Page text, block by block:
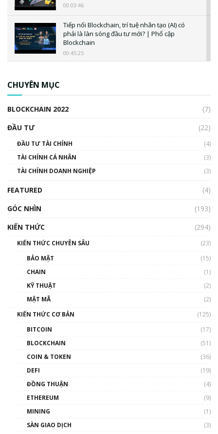
00:03:46
Tiếp nối Blockchain, trí tuệ nhân tạo (AI) có
phải là làn sóng đầu tư mới? | Phổ cập
Blockchain
00:45:25
00:02:14
Nhìn lại năm 2022: Những sự kiện ảnh hưởng
đến hệ sinh thái tiền mã hoá | Phổ cập
00:43:47
như thể nào?
00:39:31
Phổ cập Blockchain
thống & Crypto qua các cuộc chiến | Phổ cập
CHUYÊN MỤC
BLOCKCHAIN 2022
(7)
ĐẦU TƯ
(22)
ĐẦU TƯ TÀI CHÍNH
(4)
TÀI CHÍNH CÁ NHÂN
(3)
TÀI CHÍNH DOANH NGHIỆP
(3)
FEATURED
(4)
GÓC NHÌN
(193)
KIẾN THỨC
(294)
KIẾN THỨC CHUYÊN SÂU
(23)
BẢO MẬT
(15)
CHAIN
(1)
KỸ THUẬT
(2)
MẬT MÃ
(2)
KIẾN THỨC CƠ BẢN
(125)
BITCOIN
(17)
BLOCKCHAIN
(51)
COIN & TOKEN
(36)
DEFI
(19)
ĐỒNG THUẬN
(4)
ETHEREUM
(9)
MINING
(1)
SÀN GIAO DỊCH
(3)